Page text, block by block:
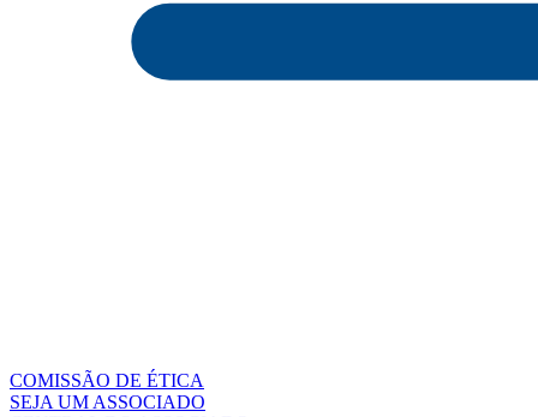
COMISSÃO DE ÉTICA
SEJA UM ASSOCIADO